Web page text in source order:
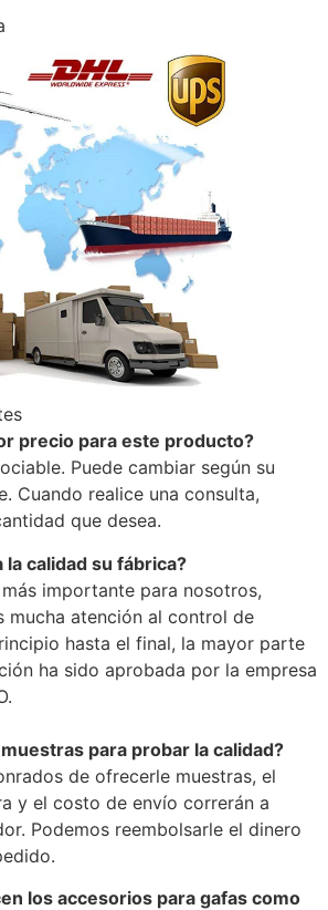
precio para este producto?
Puede cambiar según su
Cuando realice una consulta,
que desea.
la calidad su fábrica?
importante para nosotros,
mucha atención al control de
hasta el final, la mayor parte
ha sido aprobada por la empresa
para probar la calidad?
de ofrecerle muestras, el
y el costo de envío correrán a
Podemos reembolsarle el dinero
los accesorios para gafas como